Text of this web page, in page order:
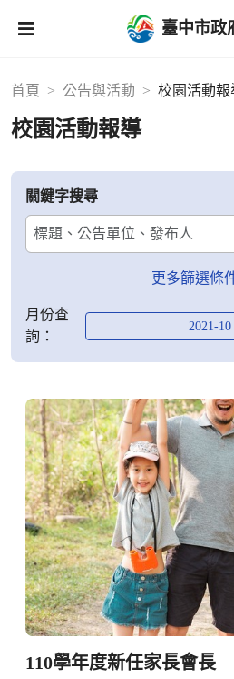
臺中市政
首頁 公告與活動 校園活動報
校園活動報導
關鍵字搜尋
更多篩選條
月份查
詢：
2021-10
110學年度新任家長會長